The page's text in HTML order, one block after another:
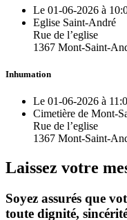
Le 01-06-2026 à
Eglise Saint-André
Rue de l’eglise
1367 Mont-Saint-
Inhumation
Le 01-06-2026 à
Cimetière de Mont-
Rue de l’eglise
1367 Mont-Saint-
Laissez votre
Soyez assurés que
toute dignité,